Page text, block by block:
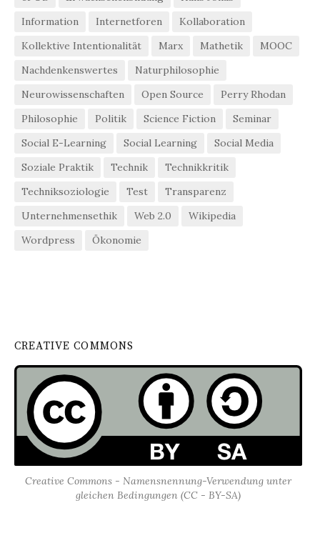
Information
Internetforen
Kollaboration
Kollektive Intentionalität
Marx Mathetik
MOOC
Nachdenkenswertes
Naturphilosophie
Neurowissenschaften
Open Source
Perry Rhodan
Philosophie
Politik Science Fiction
Seminar
Social E-Learning
Social Learning
Social Media
Soziale Praktik
Technik
Technikkritik
Techniksoziologie
Test
Transparenz
Unternehmensethik
Web 2.0
Wikipedia
Wordpress
Ökonomie
CREATIVE COMMONS
Creative Commons - Namensnennung-Verwendung unter
gleichen Bedingungen (CC - BY-SA)